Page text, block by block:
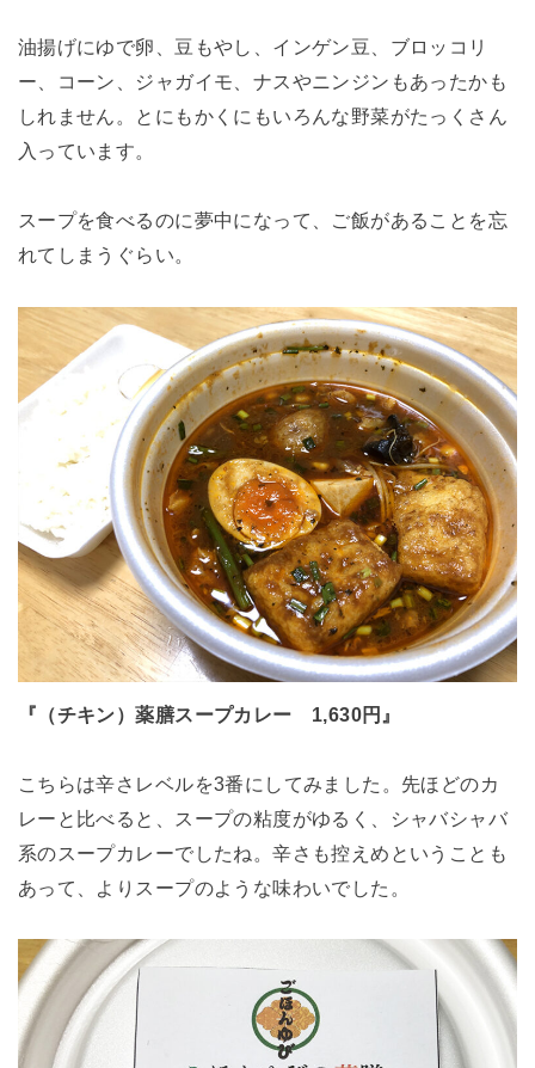
油揚げにゆで卵、豆もやし、インゲン豆、ブロッコリ
ー、コーン、ジャガイモ、ナスやニンジンもあったかも
しれません。とにもかくにもいろんな野菜がたっくさん
入っています。
スープを食べるのに夢中になって、ご飯があることを忘
れてしまうぐらい。
『（チキン）薬膳スープカレー 1,630円』
こちらは辛さレベルを3番にしてみました。先ほどのカ
レーと比べると、スープの粘度がゆるく、シャバシャバ
系のスープカレーでしたね。辛さも控えめということも
あって、よりスープのような味わいでした。